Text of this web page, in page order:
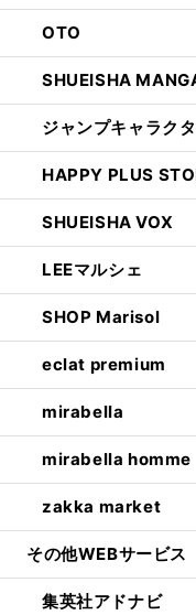
OTO
SHUEISHA
ジャンプキャラク
HAPPY PLUS
SHUEISHA VOX
LEEマルシェ
SHOP Marisol
eclat premium
mirabella
mirabella homme
zakka market
その他WEBサービス
集英社アドナビ